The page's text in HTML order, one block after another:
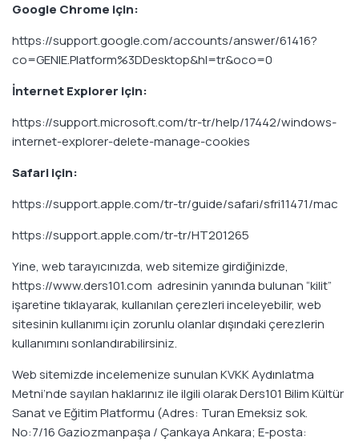
Google Chrome için:
https://support.google.com/accounts/answer/61416?
co=GENIE.Platform%3DDesktop&hl=tr&oco=0
İnternet Explorer için:
https://support.microsoft.com/tr-tr/help/17442/windows-
internet-explorer-delete-manage-cookies
Safari için:
https://support.apple.com/tr-tr/guide/safari/sfri11471/mac
https://support.apple.com/tr-tr/HT201265
Yine, web tarayıcınızda, web sitemize girdiğinizde,
https://www.ders101.com adresinin yanında bulunan “kilit”
işaretine tıklayarak, kullanılan çerezleri inceleyebilir, web
sitesinin kullanımı için zorunlu olanlar dışındaki çerezlerin
kullanımını sonlandırabilirsiniz.
Web sitemizde incelemenize sunulan KVKK Aydınlatma
Metni’nde sayılan haklarınız ile ilgili olarak Ders101 Bilim Kültür
Sanat ve Eğitim Platformu (Adres: Turan Emeksiz sok.
No:7/16 Gaziozmanpaşa / Çankaya Ankara; E-posta: